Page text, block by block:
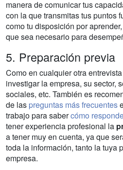
manera de comunicar tus
con la que transmitas tus puntos
como tu disposición por
que sea necesario para
5. Preparación previa
Como en cualquier otra
investigar la empresa, su sector,
sociales, etc. También es
de las preguntas más frecuentes
trabajo para sabercómo
tener experiencia profesional la
a tener muy en cuenta, ya que
toda la información, tanto la tuya
empresa.